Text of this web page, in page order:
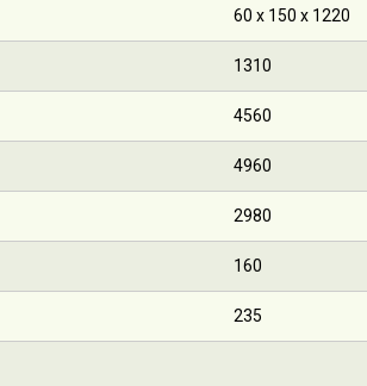
60 х 150 х 1220
1310
4560
4960
2980
160
235